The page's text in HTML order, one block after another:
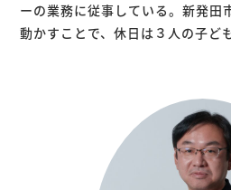
ーの業務に従事している。新発田
動かすことで、休日は３人の子ど